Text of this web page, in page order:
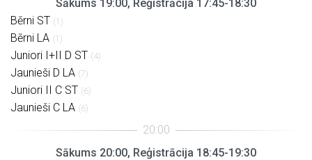
Sākums 19:00, Reģistrācija 17:45-18:30
Bērni ST (1)
Bērni LA (1)
Juniori I+II D ST (4)
Jaunieši D LA (7)
Juniori II C ST (6)
Jaunieši C LA (6)
Sākums 20:00, Reģistrācija 18:45-19:30